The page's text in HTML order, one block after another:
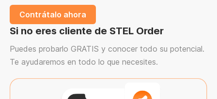
Contrátalo ahora
Si no eres cliente de STEL Order
Puedes probarlo GRATIS y conocer todo su potencial.
Te ayudaremos en todo lo que necesites.